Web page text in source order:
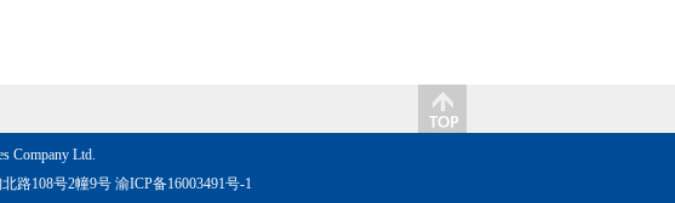
Company Ltd.
路108号2幢9号 渝ICP备16003491号-1